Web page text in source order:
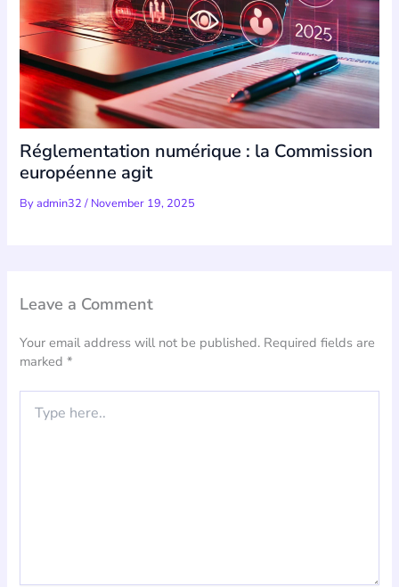
Réglementation numérique : la Commission
européenne agit
Byadmin32/ November 19, 2025
Leave a Comment
Your email address will not be published. Required fields are
marked*
here..